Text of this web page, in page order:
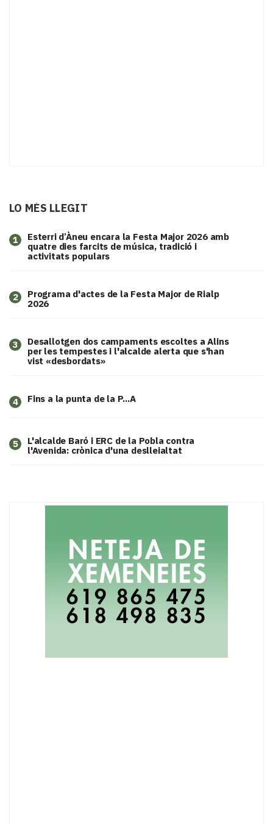
LO MÉS LLEGIT
1
Esterri d’Àneu encara la Festa Major 2026 amb
quatre dies farcits de música, tradició i
activitats populars
2
Programa d'actes de la Festa Major de Rialp
2026
3
​Desallotgen dos campaments escoltes a Alins
per les tempestes i l'alcalde alerta que s'han
vist «desbordats»
4 Fins a la punta de la P...A
5
L'alcalde Baró i ERC de la Pobla contra
l'Avenida: crònica d'una deslleialtat